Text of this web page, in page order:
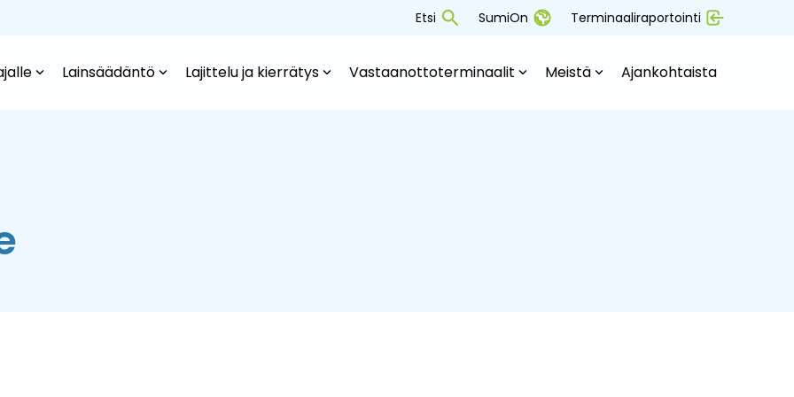
Etsi SumiOn Terminaaliraportointi
Lainsäädäntö Lajittelu ja kierrätys Vastaanottoterminaalit Meistä Ajankohtaista